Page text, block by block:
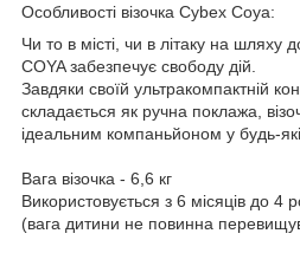
Особливості візочка Cybex Coya:
Чи то в місті, чи в літаку на шляху
COYA забезпечує свободу дій.
Завдяки своїй ультракомпактній
складається як ручна поклажа,
ідеальним компаньйоном у будь-
Вага візочка - 6,6 кг
Використовується з 6 місяців до 4
(вага дитини не повинна